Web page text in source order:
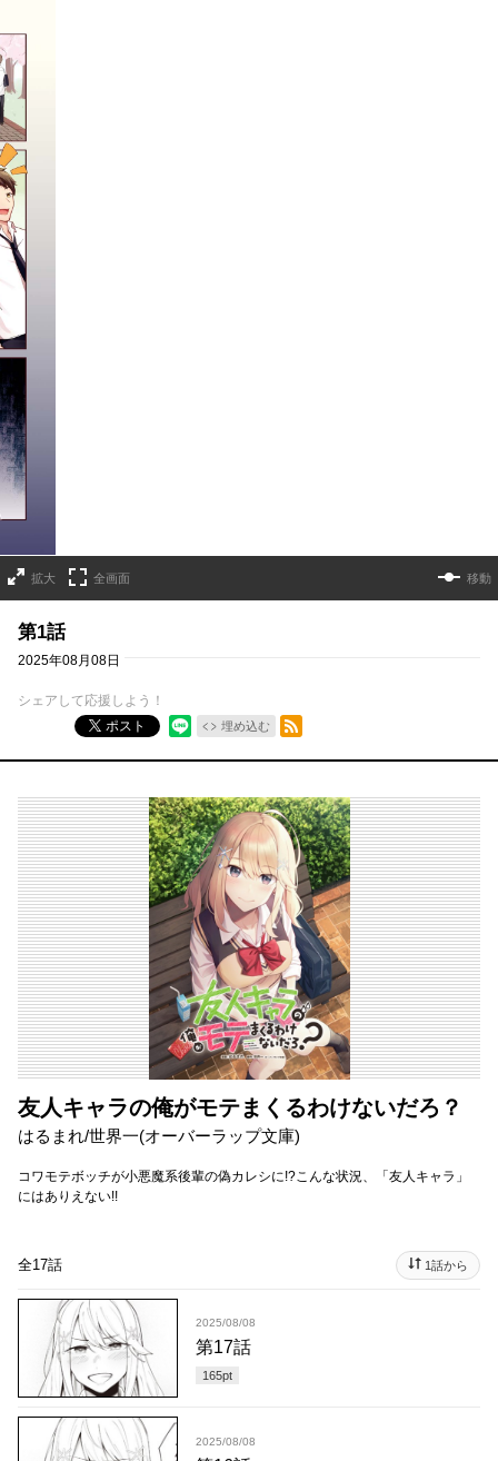
拡大 全画面 移動
第1話
2025年08月08日
シェアして応援しよう！
ポスト
埋め込む
RSSフィード
友人キャラの俺がモテまくるわけないだろ？
はるまれ/世界一(オーバーラップ文庫)
コワモテボッチが小悪魔系後輩の偽カレシに!?こんな状況、「友人キャラ」
にはありえない!!
全17話 1話から
2025/08/08
第17話
165pt
2025/08/08